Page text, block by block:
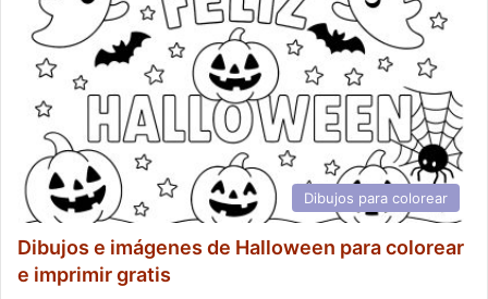
Dibujos para colorear
Dibujos e imágenes de Halloween para colorear
e imprimir gratis